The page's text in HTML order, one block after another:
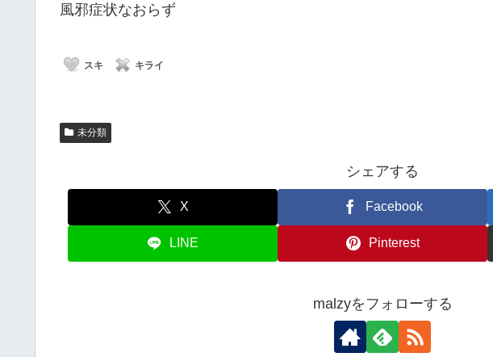
風邪症状なおらず
スキ キライ
未分類
シェアする
X Facebook
LINE Pinterest
malzyをフォローする